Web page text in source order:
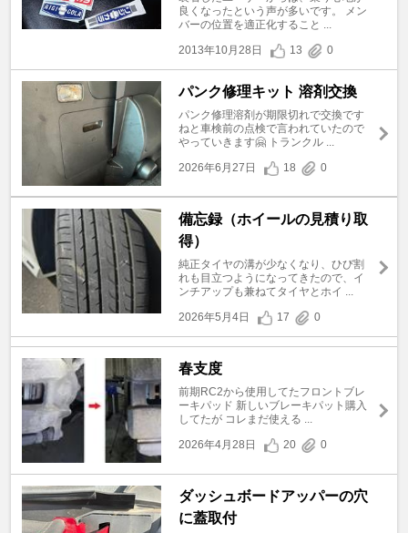
良くなったという声が多いです。 メン
バーの位置を適正化すること ...
2013年10月28日
13 0
パンク修理キット 溶剤交換
パンク修理溶剤が期限切れで交換です
ねと車検前の点検で言われていたので
やっていきます🤗 トランクル ...
2026年6月27日
18 0
備忘録（ホイールの見積り取
得）
純正タイヤの溝が少なくなり、ひび割
れも目立つようになってきたので、イ
ンチアップも兼ねてタイヤとホイ ...
2026年5月4日
17 0
春支度
前期RC2から使用してたフロントブレ
ーキパッド 新しいブレーキパット購入
してたが コレまだ使える ...
2026年4月28日
20 0
ダッシュボードアッパーの穴
に蓋取付